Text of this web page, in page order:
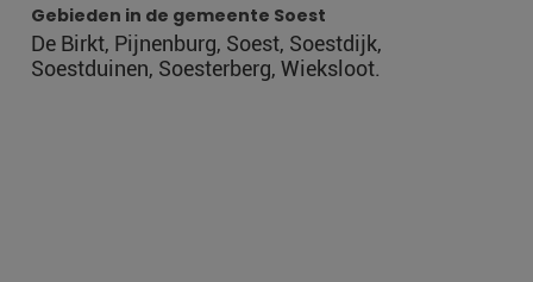
Gebieden in de gemeente Soest
De Birkt, Pijnenburg, Soest, Soestdijk,
Soestduinen, Soesterberg, Wieksloot.